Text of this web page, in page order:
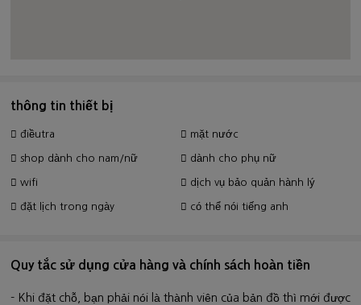
thông tin thiết bị
điềutra mặt nước
shop dành cho nam/nữ dành cho phụ nữ
wifi dịch vụ bảo quản hành lý
đặt lịch trong ngày có thể nói tiếng anh
Quy tắc sử dụng cửa hàng và chính sách hoàn tiền
- Khi đặt chỗ, bạn phải nói là thành viên của bản đồ thì mới được